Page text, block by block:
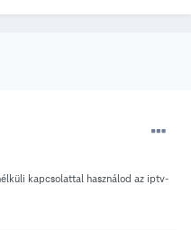
kapcsolattal használod az iptv-